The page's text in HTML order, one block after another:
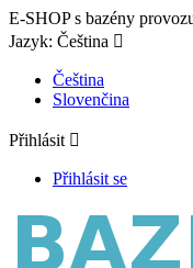
E-SHOP s bazény
Jazyk: Čeština 
Čeština
Slovenčina
Přihlásit 
Přihlásit se